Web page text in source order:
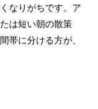
なりがちです。ア
は短い朝の散策
帯に分ける方が、